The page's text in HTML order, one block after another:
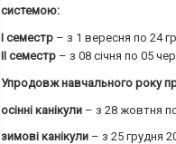
системою:
І семестр– з 1 вересня по 24
ІІ семестр– з 08 січня по 05
Упродовж навчального року
осінні канікули– з 28 жовтня
зимові канікули– з 25 грудня